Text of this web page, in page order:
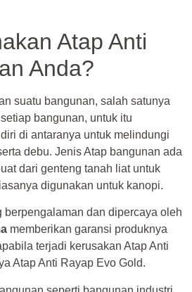
Atap Anti
Anda?
suatu bangunan, salah satunya
bangunan, untuk itu
di antaranya untuk melindungi
debu. Jenis Atap bangunan ada
dari genteng tanah liat untuk
digunakan untuk kanopi.
berpengalaman dan dipercaya oleh
memberikan garansi produknya
terjadi kerusakan Atap Anti
Atap Anti Rayap Evo Gold.